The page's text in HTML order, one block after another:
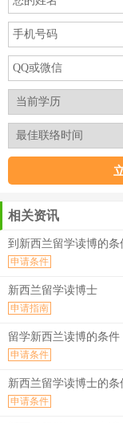
相关资讯
到新西兰留学读博的条
申请条件
新西兰留学读博士
申请指南
留学新西兰读博的条件
申请条件
新西兰留学读博士的条
申请条件